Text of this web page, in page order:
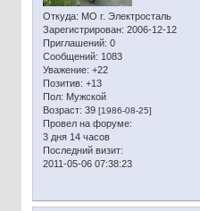
Откуда: МО г. Электросталь
Зарегистрирован: 2006-12-12
Приглашений: 0
Сообщений: 1083
Уважение: +22
Позитив: +13
Пол: Мужской
Возраст: 39 [1986-08-25]
Провел на форуме:
3 дня 14 часов
Последний визит:
2011-05-06 07:38:23